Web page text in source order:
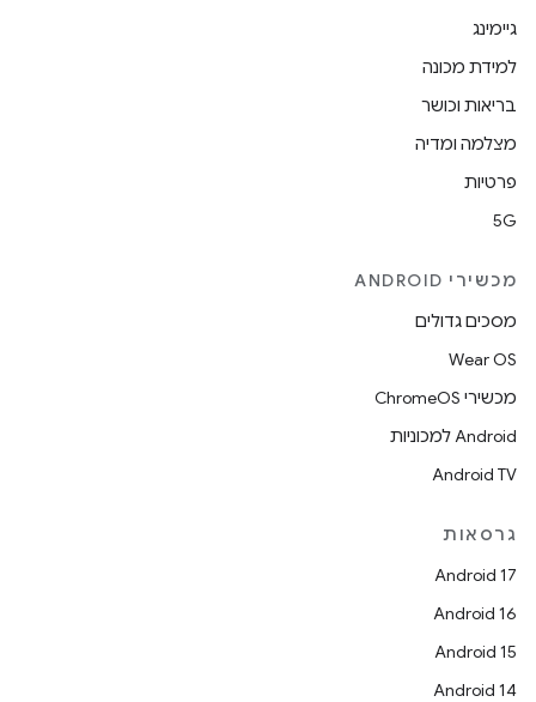
גיימינג
למידת מכונה
בריאות וכושר
מצלמה ומדיה
פרטיות
5G
מכשירי ANDROID
מסכים גדולים
Wear OS
מכשירי ChromeOS
Android למכוניות
Android TV
גרסאות
Android 17
Android 16
Android 15
Android 14